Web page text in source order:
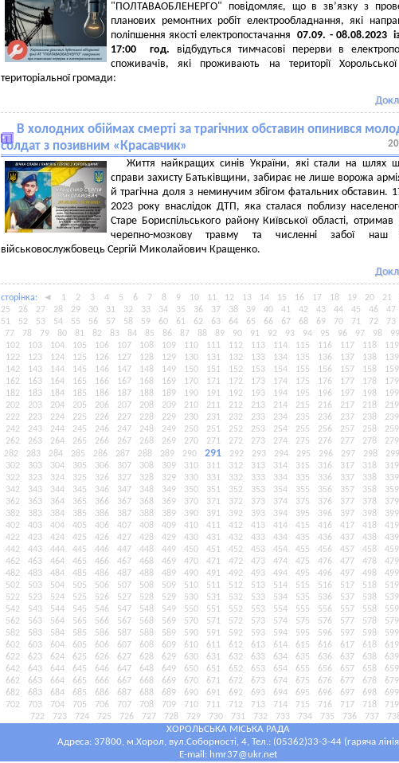
"ПОЛТАВАОБЛЕНЕРГО" повідомляє, що в зв’язку з
планових ремонтних робіт електрообладнання, які
поліпшення якості електропостачання 07.09. - 08.08.2023
17:00год. відбудуться тимчасові перерви в
споживачів, які проживають на території Хорольської
територіальної громади:
В холодних обіймах смерті за трагічних обставин опинився
солдат з позивним «Красавчик»
Життя найкращих синів України, які стали на шлях
справи захисту Батьківщини, забирає не лише ворожа
й трагічна доля з неминучим збігом фатальних обставин.
2023 року внаслідок ДТП, яка сталася поблизу
Старе Бориспільського району Київської області, отримав
черепно-мозкову травму та численні забої наш
військовослужбовець Сергій Миколайович Кращенко.
сторiнка: ◄ 1 2 3 4 5 6 7 8 9 10 11 12 13 14 15 16 17 18 19 20 21
25
26 27 28 29 30 31 32 33 34 35 36 37 38 39 40 41 42 43 44 45 46 47
51
52 53 54 55 56 57 58 59 60 61 62 63 64 65 66 67 68 69 70 71 72 73
77
78 79 80 81 82 83 84 85 86 87 88 89 90 91 92 93 94 95 96 97 98 99
102
103 104 105 106 107 108 109 110 111 112 113 114 115 116 117 118 119
122
123 124 125 126 127 128 129 130 131 132 133 134 135 136 137 138 139
142
143 144 145 146 147 148 149 150 151 152 153 154 155 156 157 158 159
162
163 164 165 166 167 168 169 170 171 172 173 174 175 176 177 178 179
182
183 184 185 186 187 188 189 190 191 192 193 194 195 196 197 198 199
202
203 204 205 206 207 208 209 210 211 212 213 214 215 216 217 218 219
222
223 224 225 226 227 228 229 230 231 232 233 234 235 236 237 238 239
242
243 244 245 246 247 248 249 250 251 252 253 254 255 256 257 258 259
262
263 264 265 266 267 268 269 270 271 272 273 274 275 276 277 278 279
282
283 284 285 286 287 288 289 290 291 292 293 294 295 296 297 298 299
302
303 304 305 306 307 308 309 310 311 312 313 314 315 316 317 318 319
322
323 324 325 326 327 328 329 330 331 332 333 334 335 336 337 338 339
342
343 344 345 346 347 348 349 350 351 352 353 354 355 356 357 358 359
362
363 364 365 366 367 368 369 370 371 372 373 374 375 376 377 378 379
382
383 384 385 386 387 388 389 390 391 392 393 394 395 396 397 398 399
402
403 404 405 406 407 408 409 410 411 412 413 414 415 416 417 418 419
422
423 424 425 426 427 428 429 430 431 432 433 434 435 436 437 438 439
442
443 444 445 446 447 448 449 450 451 452 453 454 455 456 457 458 459
462
463 464 465 466 467 468 469 470 471 472 473 474 475 476 477 478 479
482
483 484 485 486 487 488 489 490 491 492 493 494 495 496 497 498 499
502
503 504 505 506 507 508 509 510 511 512 513 514 515 516 517 518 519
522
523 524 525 526 527 528 529 530 531 532 533 534 535 536 537 538 539
542
543 544 545 546 547 548 549 550 551 552 553 554 555 556 557 558 559
562
563 564 565 566 567 568 569 570 571 572 573 574 575 576 577 578 579
582
583 584 585 586 587 588 589 590 591 592 593 594 595 596 597 598 599
602
603 604 605 606 607 608 609 610 611 612 613 614 615 616 617 618 619
622
623 624 625 626 627 628 629 630 631 632 633 634 635 636 637 638 639
642
643 644 645 646 647 648 649 650 651 652 653 654 655 656 657 658 659
662
663 664 665 666 667 668 669 670 671 672 673 674 675 676 677 678 679
682
683 684 685 686 687 688 689 690 691 692 693 694 695 696 697 698 699
702
703 704 705 706 707 708 709 710 711 712 713 714 715 716 717 718 719
722
723 724 725 726 727 728 729 730 731 732 733 734 735 736 737
ХОРОЛЬСЬКА МІСЬКА РАДА
Адреса: 37800, м.Хорол, вул.Соборності, 4, Тел.: (05362)33-3-44 (гаряча
E-mail: hmr37@ukr.net